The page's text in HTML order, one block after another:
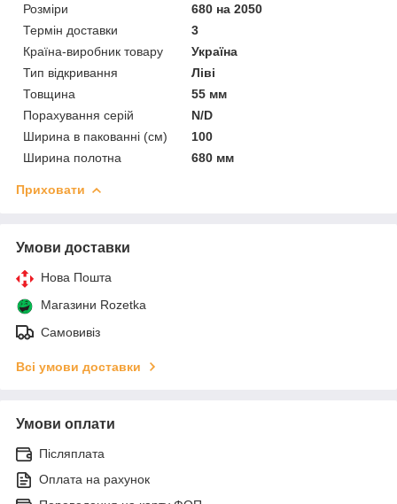
Розміри
680 на 2050
Термін доставки
3
Країна-виробник товару
Україна
Тип відкривання
Ліві
Товщина
55 мм
Порахування серій
N/D
Ширина в пакованні (см)
100
Ширина полотна
680 мм
Приховати
Умови доставки
Нова Пошта
Магазини Rozetka
Самовивіз
Всі умови доставки
Умови оплати
Післяплата
Оплата на рахунок